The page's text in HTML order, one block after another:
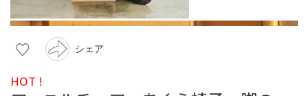
シェア
HOT !